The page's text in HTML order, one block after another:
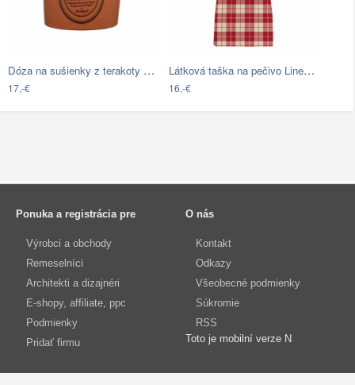
Dóza na sušienky z terakoty Premier…
17,-€
Látková taška na pečivo Linen Couture…
16,-€
Ponuka a registrácia pre
Výrobci a obchody
Remeselníci
Architekti a dizajnéri
E-shopy, affiliate, ppc
Podmienky
Pridať firmu
O nás
Kontakt
Odkazy
Všeobecné podmienky
Súkromie
RSS
Toto je mobilní verze N